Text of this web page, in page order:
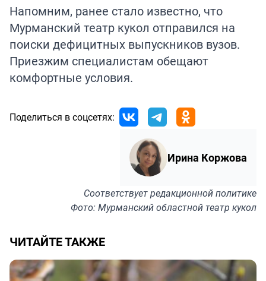
Напомним, ранее стало известно, что
Мурманский театр кукол отправился на
поиски дефицитных выпускников вузов.
Приезжим специалистам обещают
комфортные условия.
Поделиться в соцсетях:
Ирина Коржова
Соответствуетредакционной политике
Фото: Мурманский областной театр кукол
ЧИТАЙТЕ ТАКЖЕ